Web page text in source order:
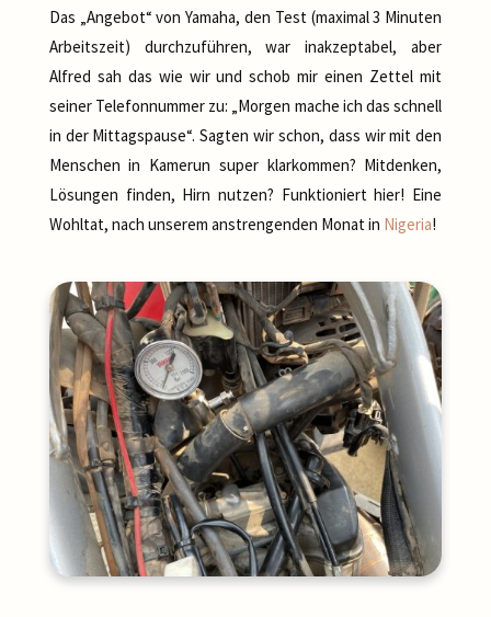
Das „Angebot“ von Yamaha, den Test (maximal 3 Minuten
Arbeitszeit) durchzuführen, war inakzeptabel, aber
Alfred sah das wie wir und schob mir einen Zettel mit
seiner Telefonnummer zu: „Morgen mache ich das schnell
in der Mittagspause“. Sagten wir schon, dass wir mit den
Menschen in Kamerun super klarkommen? Mitdenken,
Lösungen finden, Hirn nutzen? Funktioniert hier! Eine
Wohltat, nach unserem anstrengenden Monat in Nigeria!